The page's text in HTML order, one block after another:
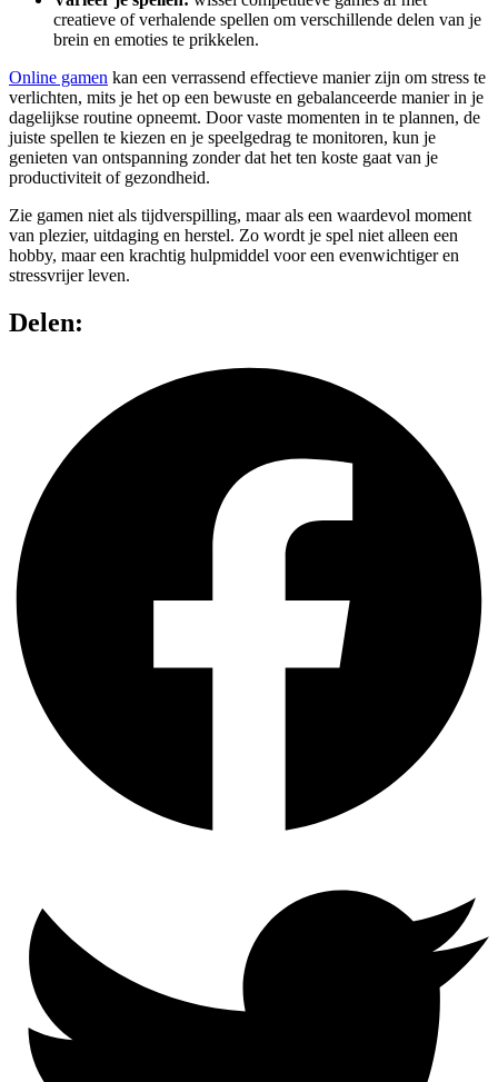
creatieve of verhalende spellen om verschillende delen van je
brein en emoties te prikkelen.
Online gamen kan een verrassend effectieve manier zijn om stress te
verlichten, mits je het op een bewuste en gebalanceerde manier in je
dagelijkse routine opneemt. Door vaste momenten in te plannen, de
juiste spellen te kiezen en je speelgedrag te monitoren, kun je
genieten van ontspanning zonder dat het ten koste gaat van je
productiviteit of gezondheid.
Zie gamen niet als tijdverspilling, maar als een waardevol moment
van plezier, uitdaging en herstel. Zo wordt je spel niet alleen een
hobby, maar een krachtig hulpmiddel voor een evenwichtiger en
stressvrijer leven.
Delen: